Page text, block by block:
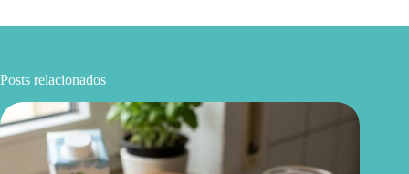
Posts relacionados